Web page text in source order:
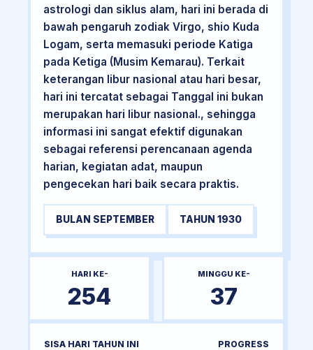
astrologi dan siklus alam, hari ini berada di
bawah pengaruh zodiak Virgo, shio Kuda
Logam, serta memasuki periode Katiga
pada Ketiga (Musim Kemarau). Terkait
keterangan libur nasional atau hari besar,
hari ini tercatat sebagai Tanggal ini bukan
merupakan hari libur nasional., sehingga
informasi ini sangat efektif digunakan
sebagai referensi perencanaan agenda
harian, kegiatan adat, maupun
pengecekan hari baik secara praktis.
BULAN SEPTEMBER TAHUN 1930
HARI KE-
254
MINGGU KE-
37
SISA HARI TAHUN INI PROGRESS